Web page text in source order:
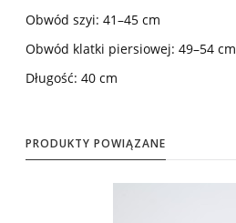
Obwód szyi: 41–45 cm
Obwód klatki piersiowej: 49–54 cm
Długość: 40 cm
PRODUKTY POWIĄZANE